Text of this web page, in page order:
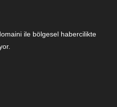
ile bölgesel habercilikte